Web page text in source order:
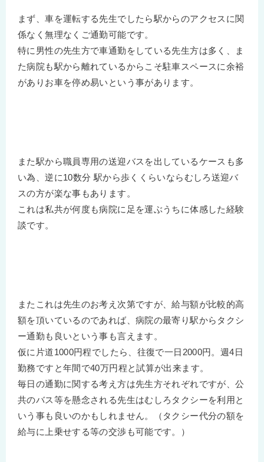
まず、車を運転する先生でしたら駅からのアクセスに関
係なく無理なくご通勤可能です。
特に男性の先生方で車通勤をしている先生方は多く、ま
た病院も駅から離れているからこそ駐車スペースに余裕
がありお車を停め易いという事があります。
また駅から職員専用の送迎バスを出しているケースも多
い為、逆に10数分 駅から歩くくらいならむしろ送迎バ
スの方が楽な事もあります。
これは私共が何度も病院に足を運ぶうちに体感した経験
談です。
またこれは先生のお考え次第ですが、給与額が比較的高
額を頂いているのであれば、病院の最寄り駅からタクシ
ー通勤も良いという事も言えます。
仮に片道1000円程でしたら、往復で一日2000円。週4日
勤務ですと年間で40万円程と試算が出来ます。
毎日の通勤に関する考え方は先生方それぞれですが、公
共のバス等を懸念される先生はむしろタクシーを利用と
いう事も良いのかもしれません。（タクシー代分の額を
給与に上乗せする等の交渉も可能です。）